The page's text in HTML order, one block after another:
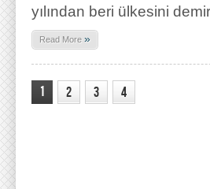
yılından beri ülkesini
Read More »
1 2 3 4